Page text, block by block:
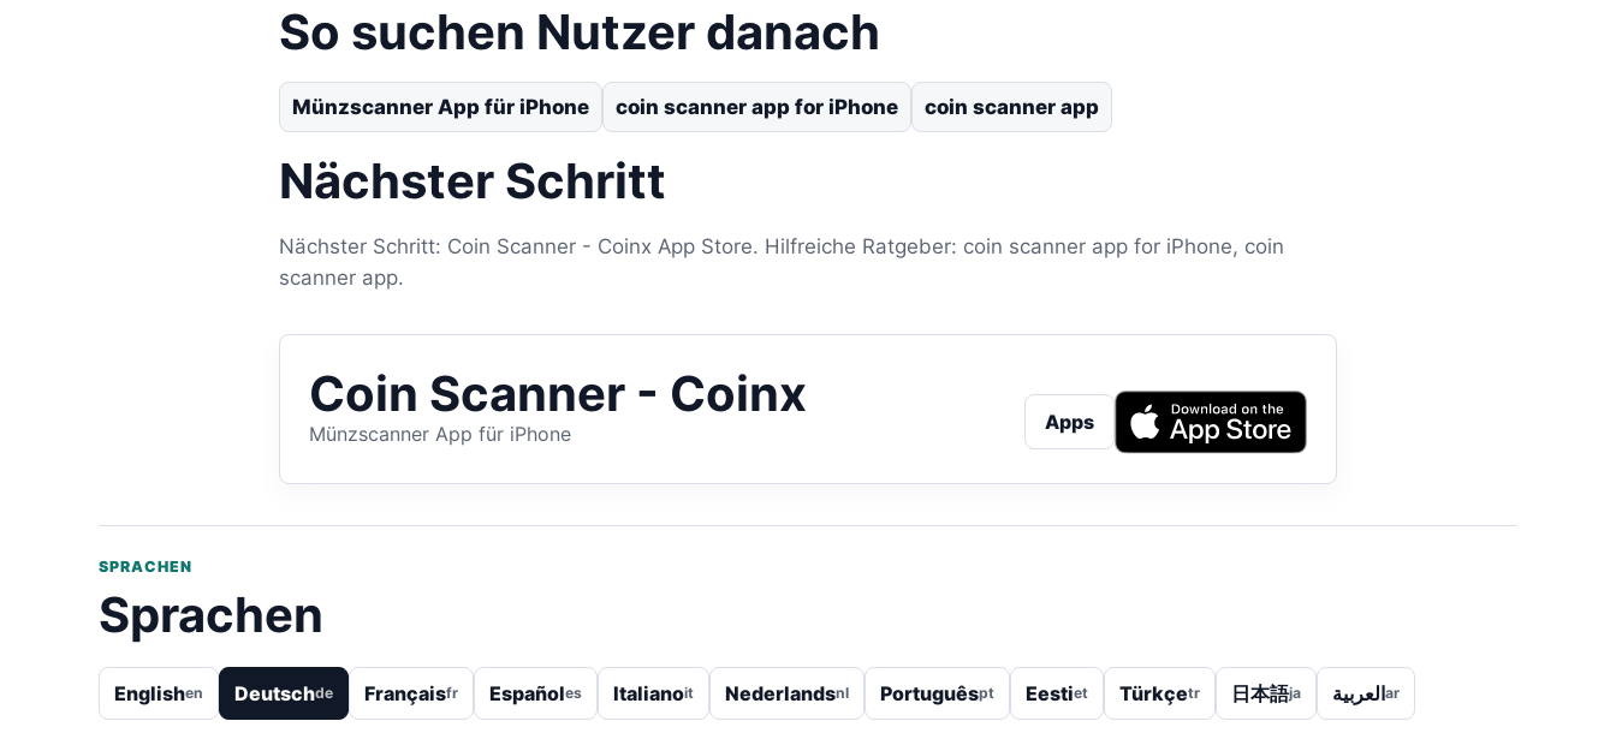
So suchen Nutzer danach
Münzscanner App für iPhone coin scanner app for iPhone coin scanner app
Nächster Schritt
Nächster Schritt: Coin Scanner - Coinx App Store. Hilfreiche Ratgeber: coin scanner app for iPhone, coin
scanner app.
Coin Scanner - Coinx
Münzscanner App für iPhone Apps
SPRACHEN
Sprachen
Englishen Deutschde Françaisfr Españoles Italianoit Nederlandsnl Portuguêspt Eestiet Türkçetr 日本語ja العربيةar